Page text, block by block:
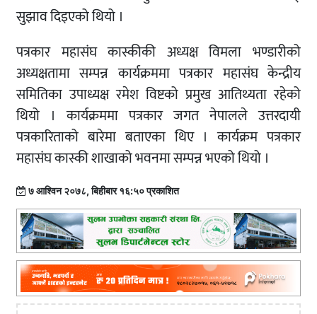
सुझाव दिइएको थियो ।
पत्रकार महासंघ कास्कीकी अध्यक्ष विमला भण्डारीको
अध्यक्षतामा सम्पन्न कार्यक्रममा पत्रकार महासंघ केन्द्रीय
समितिका उपाध्यक्ष रमेश विष्टको प्रमुख आतिथ्यता रहेको
थियो । कार्यक्रममा पत्रकार जगत नेपालले उत्तरदायी
पत्रकारिताको बारेमा बताएका थिए । कार्यक्रम पत्रकार
महासंघ कास्की शाखाको भवनमा सम्पन्न भएको थियो ।
७ आश्विन २०७८, बिहीबार १६:५० प्रकाशित